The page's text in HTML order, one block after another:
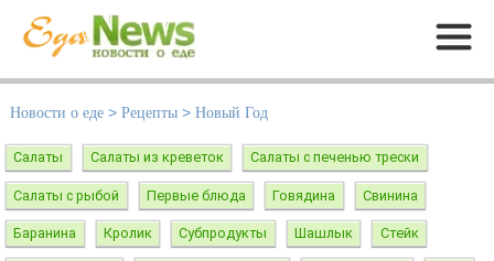
Меню
Новости о еде > Рецепты > Новый Год
Салаты Салаты из креветок Салаты с печенью трески
Салаты с рыбой Первые блюда Говядина Свинина
Баранина Кролик Субпродукты Шашлык Стейк